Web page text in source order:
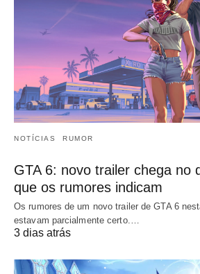
NOTÍCIAS RUMOR
GTA 6: novo trailer chega no
que os rumores indicam
Os rumores de um novo trailer de GTA 6
estavam parcialmente certo.…
3 dias atrás